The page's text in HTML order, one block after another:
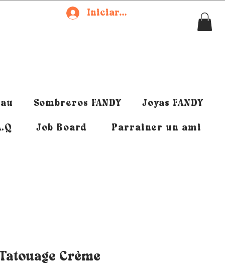
Iniciar sesión
Sombreros FANDY Joyas FANDY
Job Board Parrainer un ami
Crème